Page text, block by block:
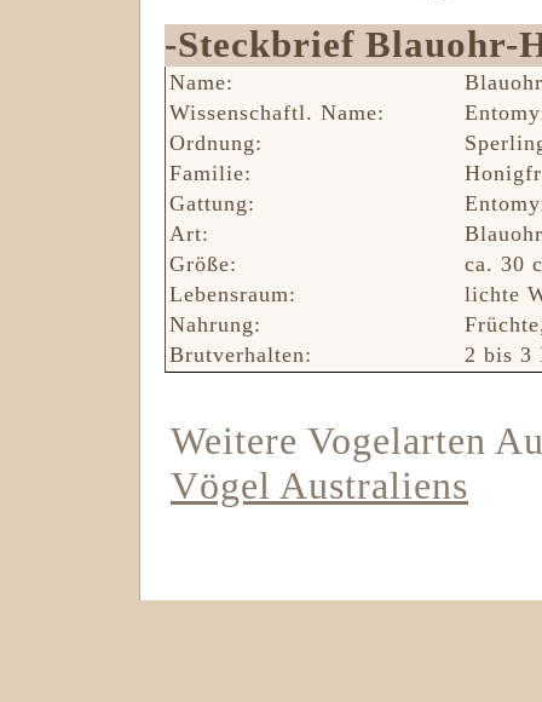
-Steckbrief Blauohr-
Name:
Wissenschaftl. Name:
Ordnung:
Familie:
Gattung:
Art:
Größe:
ca. 30
Lebensraum:
lichte
Nahrung:
Brutverhalten:
2 bis 3
Weitere Vogelarten
Vögel Australiens